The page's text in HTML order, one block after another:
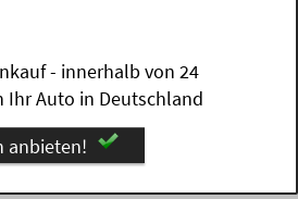
- innerhalb von 24
Ihr Auto in Deutschland
anbieten!